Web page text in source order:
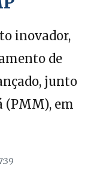
inovador,
de
junto
(PMM), em